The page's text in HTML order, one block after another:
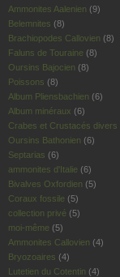
Ammonites Aalenien (9)
Belemnites (8)
Brachiopodes Callovien (8)
Faluns de Touraine (8)
Oursins Bajocien (8)
Poissons (8)
Album Pliensbachien (6)
Album minéraux (6)
Crabes et Crustacés divers
Oursins Bathonien (6)
Septarias (6)
ammonites d'Italie (6)
Bivalves Oxfordien (5)
Coraux fossile (5)
collection privé (5)
moi-même (5)
Ammonites Callovien (4)
Bryozoaires (4)
Lutetien du Cotentin (4)